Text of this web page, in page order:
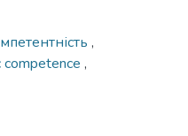
,
competence ,